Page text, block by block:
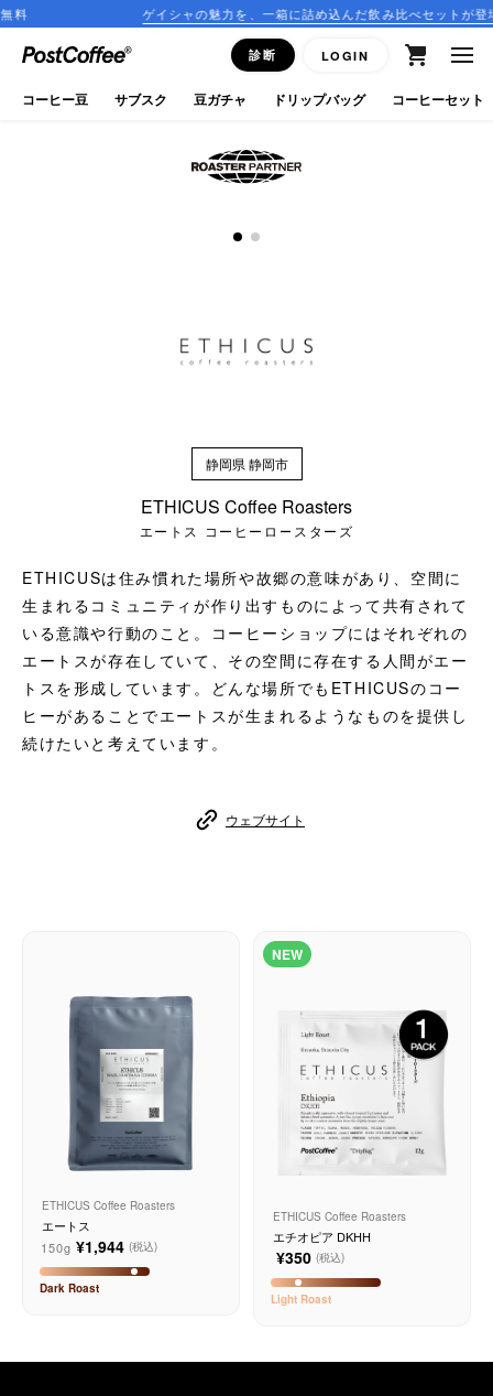
ゲイシャの魅力を、一箱に詰め込んだ飲み比べセットが登場！
診断 LOGIN
close
ログイン
アクセサリ
CFFBNS
ギフトセット
お知らせ
よくある質問
店舗情報
静岡県 静岡市
ETHICUS Coffee Roasters
エートス コーヒーロースターズ
ETHICUSは住み慣れた場所や故郷の意味があり、空間に
生まれるコミュニティが作り出すものによって共有されて
いる意識や行動のこと。コーヒーショップにはそれぞれの
エートスが存在していて、その空間に存在する人間がエー
トスを形成しています。どんな場所でもETHICUSのコー
ヒーがあることでエートスが生まれるようなものを提供し
続けたいと考えています。
ウェブサイト
ETHICUS Coffee Roasters
エートス
150g ¥1,944 (税込)
Dark Roast
NEW
ETHICUS Coffee Roasters
エチオピア DKHH
¥350 (税込)
Light Roast
コーヒー豆 サブスク 豆ガチャ ドリップバッグ コーヒーセット